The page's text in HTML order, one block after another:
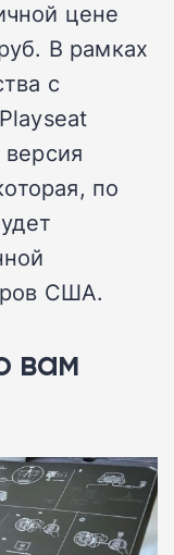
цене
В рамках
с
по
США.
вам